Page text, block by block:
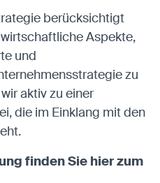
berücksichtigt
Aspekte,
und
zu
aktiv zu einer
die im Einklang mit den
finden Sie hier zum